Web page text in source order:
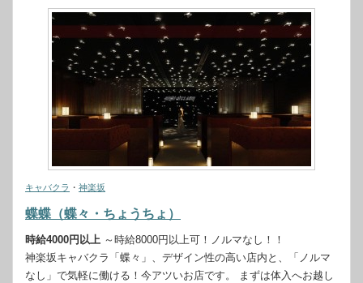
キャバクラ ・ 神楽坂
蝶蝶（蝶々・ちょうちょ）
時給4000円以上 ～時給8000円以上可！ノルマなし！！
神楽坂キャバクラ「蝶々」、デザイン性の高い店内と、「ノルマ
なし」で気軽に働ける！今アツいお店です。 まずは体入へお越し